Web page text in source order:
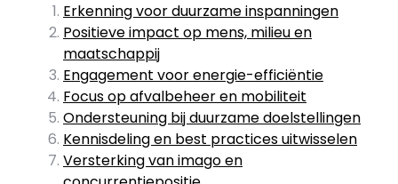
Erkenning voor duurzame inspanningen
Positieve impact op mens, milieu en
maatschappij
Engagement voor energie-efficiëntie
Focus op afvalbeheer en mobiliteit
Ondersteuning bij duurzame doelstellingen
Kennisdeling en best practices uitwisselen
Versterking van imago en